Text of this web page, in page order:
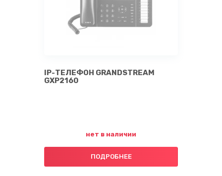
IP-ТЕЛЕФОН GRANDSTREAM
GXP2160
нет в наличии
ПОДРОБНЕЕ